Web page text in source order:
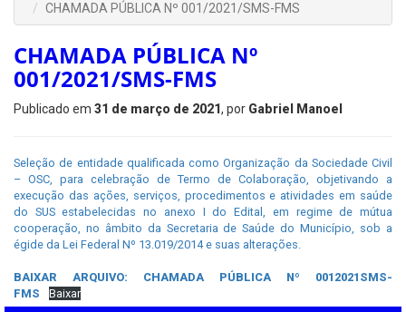
CHAMADA PÚBLICA Nº 001/2021/SMS-FMS
CHAMADA PÚBLICA Nº
001/2021/SMS-FMS
Publicado em 31 de março de 2021, por Gabriel Manoel
Seleção de entidade qualificada como Organização da Sociedade Civil
– OSC, para celebração de Termo de Colaboração, objetivando a
execução das ações, serviços, procedimentos e atividades em saúde
do SUS estabelecidas no anexo I do Edital, em regime de mútua
cooperação, no âmbito da Secretaria de Saúde do Município, sob a
égide da Lei Federal Nº 13.019/2014 e suas alterações.
BAIXAR ARQUIVO: CHAMADA PÚBLICA Nº 0012021SMS-
FMS
Baixar